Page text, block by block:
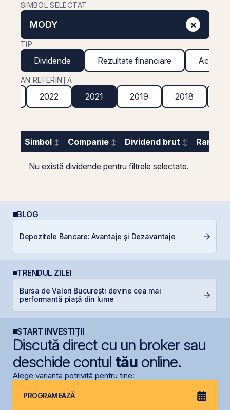
SIMBOL SELECTAT
MODY ×
TIP
Dividende Rezultate financiare Acțiuni
AN REFERINȚĂ
2022 2021 2019 2018
Simbol Companie Dividend brut
Nu există dividende pentru filtrele selectate.
BLOG
Depozitele Bancare: Avantaje și Dezavantaje
TRENDUL ZILEI
Bursa de Valori București devine cea mai
performantă piață din lume
START INVESTIȚII
Discută direct cu un broker sau
deschide contul tăuonline.
Alege varianta potrivită pentru tine:
PROGRAMEAZĂ